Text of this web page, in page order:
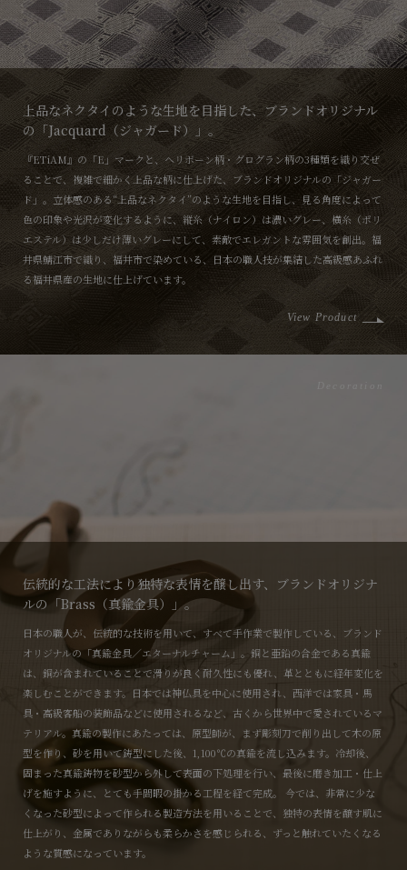
上品なネクタイのような生地を目指した、ブランドオリジナル
の「Jacquard（ジャガード）」。
『ETiAM』の「E」マークと、ヘリボーン柄・グログラン柄の3種類を織り交ぜ
ることで、複雑で細かく上品な柄に仕上げた、ブランドオリジナルの「ジャガー
ド」。立体感のある“上品なネクタイ”のような生地を目指し、見る角度によって
色の印象や光沢が変化するように、縦糸（ナイロン）は濃いグレー、横糸（ポリ
エステル）は少しだけ薄いグレーにして、素敵でエレガントな雰囲気を創出。福
井県鯖江市で織り、福井市で染めている、日本の職人技が集結した高級感あふれ
る福井県産の生地に仕上げています。
View Product
伝統的な工法により独特な表情を醸し出す、ブランドオリジナ
ルの「Brass（真鍮金具）」。
日本の職人が、伝統的な技術を用いて、すべて手作業で製作している、ブランド
オリジナルの「真鍮金具／エターナルチャーム」。銅と亜鉛の合金である真鍮
は、銅が含まれていることで滑りが良く耐久性にも優れ、革とともに経年変化を
楽しむことができます。日本では神仏具を中心に使用され、西洋では家具・馬
具・高級客船の装飾品などに使用されるなど、古くから世界中で愛されているマ
テリアル。真鍮の製作にあたっては、原型師が、まず彫刻刀で削り出して木の原
型を作り、砂を用いて鋳型にした後、1,100℃の真鍮を流し込みます。冷却後、
固まった真鍮鋳物を砂型から外して表面の下処理を行い、最後に磨き加工・仕上
げを施すように、とても手間暇の掛かる工程を経て完成。 今では、非常に少な
くなった砂型によって作られる製造方法を用いることで、独特の表情を醸す肌に
仕上がり、金属でありながらも柔らかさを感じられる、ずっと触れていたくなる
ような質感になっています。